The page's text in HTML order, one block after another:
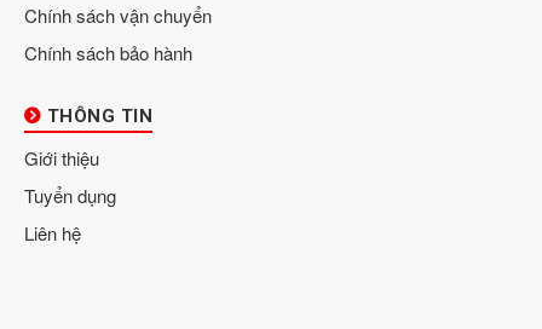
Chính sách vận chuyển
Chính sách bảo hành
THÔNG TIN
Giới thiệu
Tuyển dụng
Liên hệ